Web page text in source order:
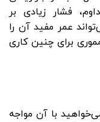
فشار زیادی بر
عمر مفید آن را
برای چنین کاری
با آن مواجه